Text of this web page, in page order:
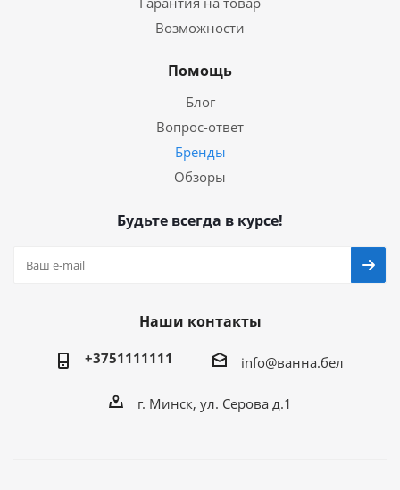
Возможности
Помощь
Блог
Вопрос-ответ
Бренды
Обзоры
Будьте всегда в курсе!
Наши контакты
+3751111111 info@ванна.бел
г. Минск, ул. Серова д.1